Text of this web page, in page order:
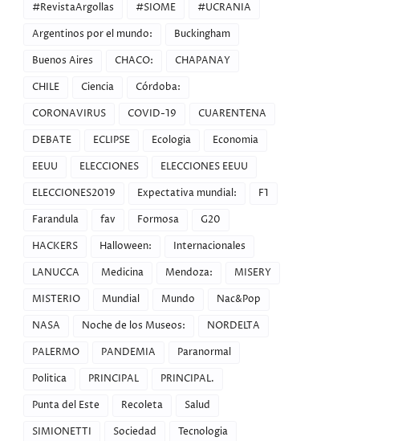
#RevistaArgollas
#SIOME
#UCRANIA
Argentinos por el mundo:
Buckingham
Buenos Aires
CHACO:
CHAPANAY
CHILE
Ciencia
Córdoba:
CORONAVIRUS
COVID-19
CUARENTENA
DEBATE
ECLIPSE Ecologia
Economia
EEUU
ELECCIONES
ELECCIONES EEUU
ELECCIONES2019
Expectativa mundial:
F1
Farandula
fav Formosa
G20
HACKERS
Halloween:
Internacionales
LANUCCA
Medicina Mendoza:
MISERY
MISTERIO
Mundial Mundo
Nac&Pop
NASA
Noche de los Museos:
NORDELTA
PALERMO
PANDEMIA
Paranormal
Politica
PRINCIPAL
PRINCIPAL.
Punta del Este
Recoleta
Salud
SIMIONETTI
Sociedad
Tecnologia